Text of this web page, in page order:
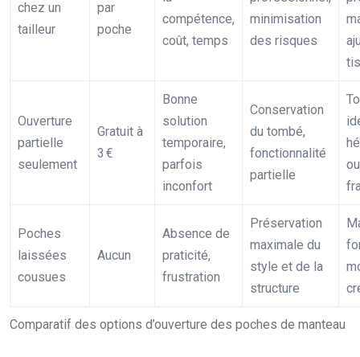
Comparatif des options d’ouverture des poches de manteau
chez un
tailleur
par
poche
compétence,
coût, temps
minimisation
des risques
Ouverture
partielle
seulement
Gratuit à
3 €
Bonne
solution
temporaire,
parfois
inconfort
Conservation
du tombé,
fonctionnalité
partielle
Poches
laissées
cousues
Aucun
Absence de
praticité,
frustration
Préservation
maximale du
style et de la
structure